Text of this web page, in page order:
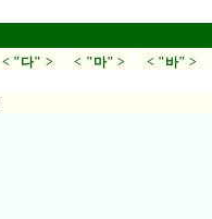
< "다" > < "마" > < "바" >